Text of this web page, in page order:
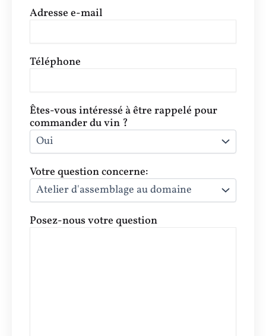
Adresse e-mail
Téléphone
Êtes-vous intéressé à être rappelé pour
commander du vin ?
Votre question concerne:
Posez-nous votre question